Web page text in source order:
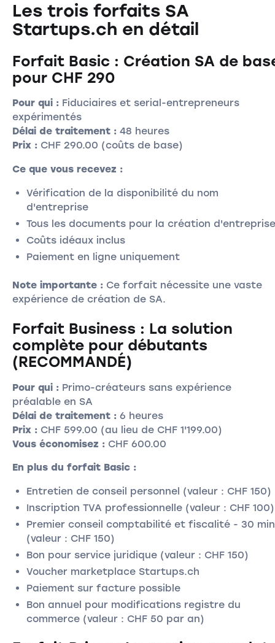
Les trois forfaits SA
Startups.ch en détail
Forfait Basic : Création SA de
pour CHF 290
Pour qui :Fiduciaires et serial-entrepreneurs
expérimentés
Délai de traitement :48 heures
Prix :CHF 290.00 (coûts de base)
Ce que vous recevez :
Vérification de la disponibilité du nom
d'entreprise
Tous les documents pour la création
Coûts idéaux inclus
Paiement en ligne uniquement
Note importante :Ce forfait nécessite une vaste
expérience de création de SA.
Forfait Business : La solution
complète pour débutants
(RECOMMANDÉ)
Pour qui :Primo-créateurs sans expérience
préalable en SA
Délai de traitement :6 heures
Prix :CHF 599.00 (au lieu de CHF 1'199.00)
Vous économisez :CHF 600.00
En plus du forfait Basic :
Entretien de conseil personnel (valeur : CHF 150)
Inscription TVA professionnelle (valeur : CHF 100)
Premier conseil comptabilité et fiscalité - 30 min
(valeur : CHF 150)
Bon pour service juridique (valeur : CHF 150)
Voucher marketplace Startups.ch
Paiement sur facture possible
Bon annuel pour modifications registre du
commerce (valeur : CHF 50 par an)